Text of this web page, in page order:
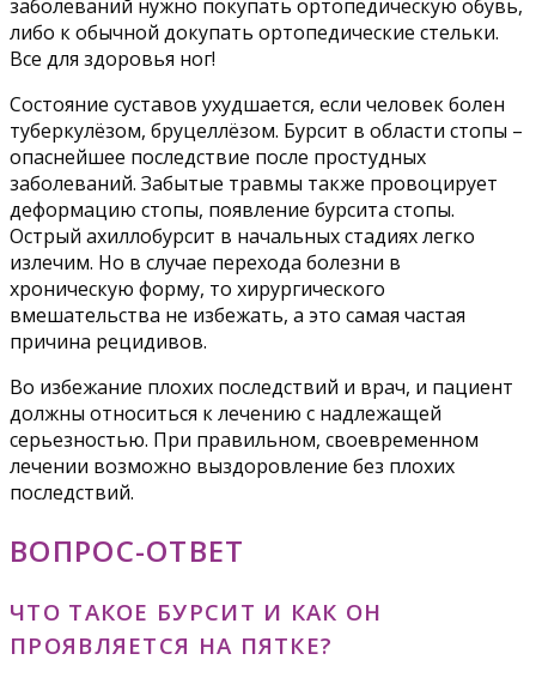
заболеваний нужно покупать ортопедическую обувь,
либо к обычной докупать ортопедические стельки.
Все для здоровья ног!
Состояние суставов ухудшается, если человек болен
туберкулёзом, бруцеллёзом. Бурсит в области стопы –
опаснейшее последствие после простудных
заболеваний. Забытые травмы также провоцирует
деформацию стопы, появление бурсита стопы.
Острый ахиллобурсит в начальных стадиях легко
излечим. Но в случае перехода болезни в
хроническую форму, то хирургического
вмешательства не избежать, а это самая частая
причина рецидивов.
Во избежание плохих последствий и врач, и пациент
должны относиться к лечению с надлежащей
серьезностью. При правильном, своевременном
лечении возможно выздоровление без плохих
последствий.
ВОПРОС-ОТВЕТ
ЧТО ТАКОЕ БУРСИТ И КАК ОН
ПРОЯВЛЯЕТСЯ НА ПЯТКЕ?